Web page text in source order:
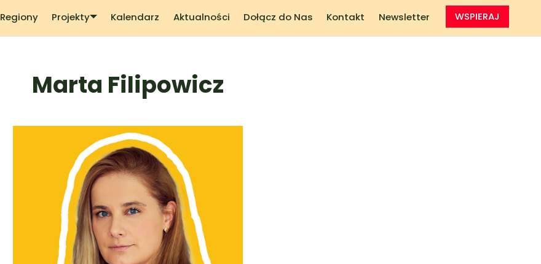
Regiony Projekty Kalendarz Aktualności Dołącz do Nas Kontakt Newsletter WSPIERAJ
Marta Filipowicz